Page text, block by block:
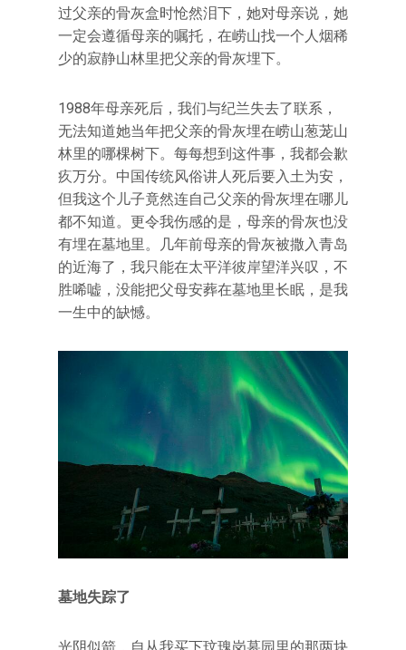
过父亲的骨灰盒时怆然泪下，她对母亲说，她
一定会遵循母亲的嘱托，在崂山找一个人烟稀
少的寂静山林里把父亲的骨灰埋下。
1988年母亲死后，我们与纪兰失去了联系，
无法知道她当年把父亲的骨灰埋在崂山葱茏山
林里的哪棵树下。每每想到这件事，我都会歉
疚万分。中国传统风俗讲人死后要入土为安，
但我这个儿子竟然连自己父亲的骨灰埋在哪儿
都不知道。更令我伤感的是，母亲的骨灰也没
有埋在墓地里。几年前母亲的骨灰被撒入青岛
的近海了，我只能在太平洋彼岸望洋兴叹，不
胜唏嘘，没能把父母安葬在墓地里长眠，是我
一生中的缺憾。
墓地失踪了